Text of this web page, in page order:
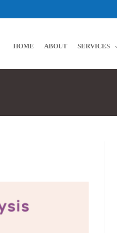
HOME ABOUT SERVICES